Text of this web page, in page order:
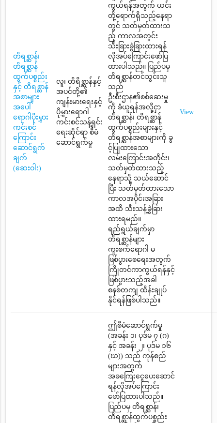
တိရစ္ဆာန်၊
တိရစ္ဆာန်
ထွက်ပစ္စည်း
နှင့် တိရစ္ဆာန်
အစာများ
အပေါ်
ရောဂါပိုးမွှား
ကင်းစင်
ကြောင်း
ဆောင်ရွက်
ချက်
(ဆေးဝါး)
လူ၊ တိရိစ္ဆာန်နှင့်
အပင်တို့၏
ကျန်းမားရေးနှင့်
ပိုမွှားရောဂါ
ကင်းစင်သန့်ရှင်း
ရေးဆိုင်ရာ စီမံ
ဆောင်ရွက်မှု
ကွယ်ရန်အတွက် ယင်း
တို့ရောက်ရှိသည့်နေရာ
တွင် သတ်မှတ်ထားသ
ည့် ကာလအတွင်း
သီးခြားခွဲခြားထားရန်
လိုအပ်ကြောင်းဖော်ပြ
ထားပါသည်။ ပြည်ပမှ
တိရစ္ဆာန်တင်သွင်းသူ
သည်
ဦးစီးဌာန၏စစ်ဆေးမှု
ကို ခံယူရန်အလို့ငှာ
တိရစ္ဆာန်၊ တိရစ္ဆာန်
ထွက်ပစ္စည်းများနှင့်
တိရစ္ဆာန်အစာများကို ခွ
င့်ပြုထားသော
လမ်းကြောင်းအတိုင်း၊
သတ်မှတ်ထားသည့်
နေရာသို့ သယ်ဆောင်
ပြီး သတ်မှတ်ထားသော
ကာလအပိုင်းအခြား
အထိ သီးသန့်ခွဲခြား
ထားရမည်။
ရည်ရွယ်ချက်မှာ
တိရစ္ဆာန်များ
ကူးစက်ရောဂါ မ
ဖြစ်ပွားစေရေးအတွက်
ကြိုတင်ကာကွယ်ရန်နှင့်
ဖြစ်ပွားသည့်အခါ
စနစ်တကျ ထိန်းချုပ်
နိုင်ရန်ဖြစ်ပါသည်။
View
ဤစီမံဆောင်ရွက်မှု
(အခန်း ၁၊ ပုဒ်မ ၇ (ဂ)
နှင့် အခန်း ၂၊ ပုဒ်မ ၁၆
(ဃ)) သည် ကုန်စည်
များအတွက်
အခကြေးငွေပေးဆောင်
ရန်လိုအပ်ကြောင်း
ဖော်ပြထားပါသည်။
ပြည်ပမှ တိရစ္ဆာန်၊
တိရစ္ဆာန်ထွက်ပစ္စည်း